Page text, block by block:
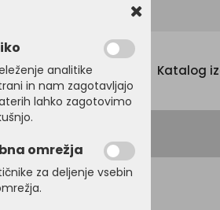
Menu Katalog
analitike
in nam zagotavljajo
lahko zagotovimo
omrežja
za deljenje vsebin